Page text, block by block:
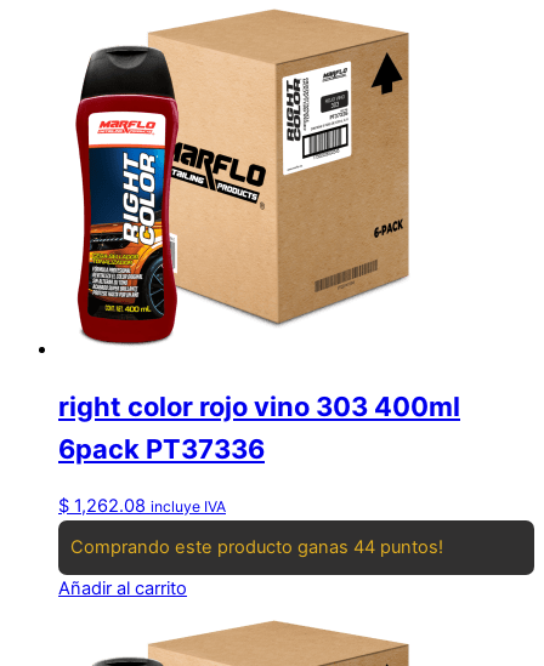
right color rojo vino 303 400ml
6pack PT37336
$ 1,262.08 incluye IVA
Comprando este producto ganas 44 puntos!
Añadir al carrito